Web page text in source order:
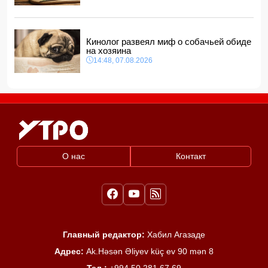
Кинолог развеял миф о собачьей обиде
на хозяина
14:48, 07.08.2026
О нас Контакт
Главный редактор: Хабил Агазаде
Адрес: Ak.Həsən Əliyev küç ev 90 mən 8